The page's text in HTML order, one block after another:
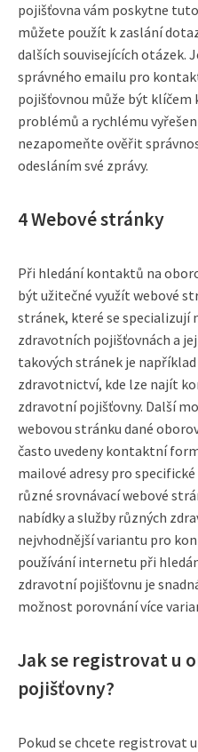
pojišťovna vám poskytne
můžete použít k zaslání
dalších souvisejících otázek.
správného emailu pro
pojišťovnou může být klíčem
problémů a rychlému
nezapomeňte ověřit
odesláním své zprávy.
4 Webové stránky
Při hledání kontaktů na
být užitečné využít webové
stránek, které se specializují
zdravotních pojišťovnách a
takových stránek je
zdravotnictví, kde lze najít
zdravotní pojišťovny. Další
webovou stránku dané
často uvedeny kontaktní
mailové adresy pro
různé srovnávací webové
nabídky a služby různých
nejvhodnější variantu pro
používání internetu při
zdravotní pojišťovnu je
možnost porovnání více
Jak se registrovat u
pojišťovny?
Pokud se chcete registrovat